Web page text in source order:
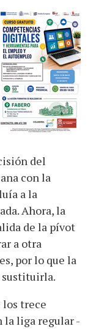
del
con la
a la
Ahora, la
de la pívot
a otra
por lo que la
sustituirla.
los trece
la liga regular -